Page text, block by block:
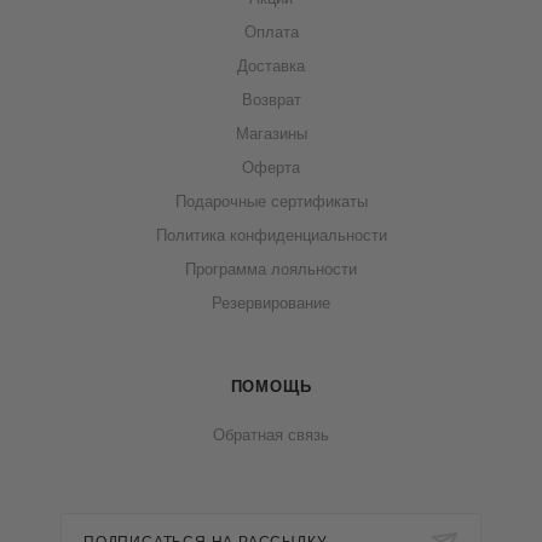
Оплата
Доставка
Возврат
Магазины
Оферта
Подарочные сертификаты
Политика конфиденциальности
Программа лояльности
Резервирование
ПОМОЩЬ
Обратная связь